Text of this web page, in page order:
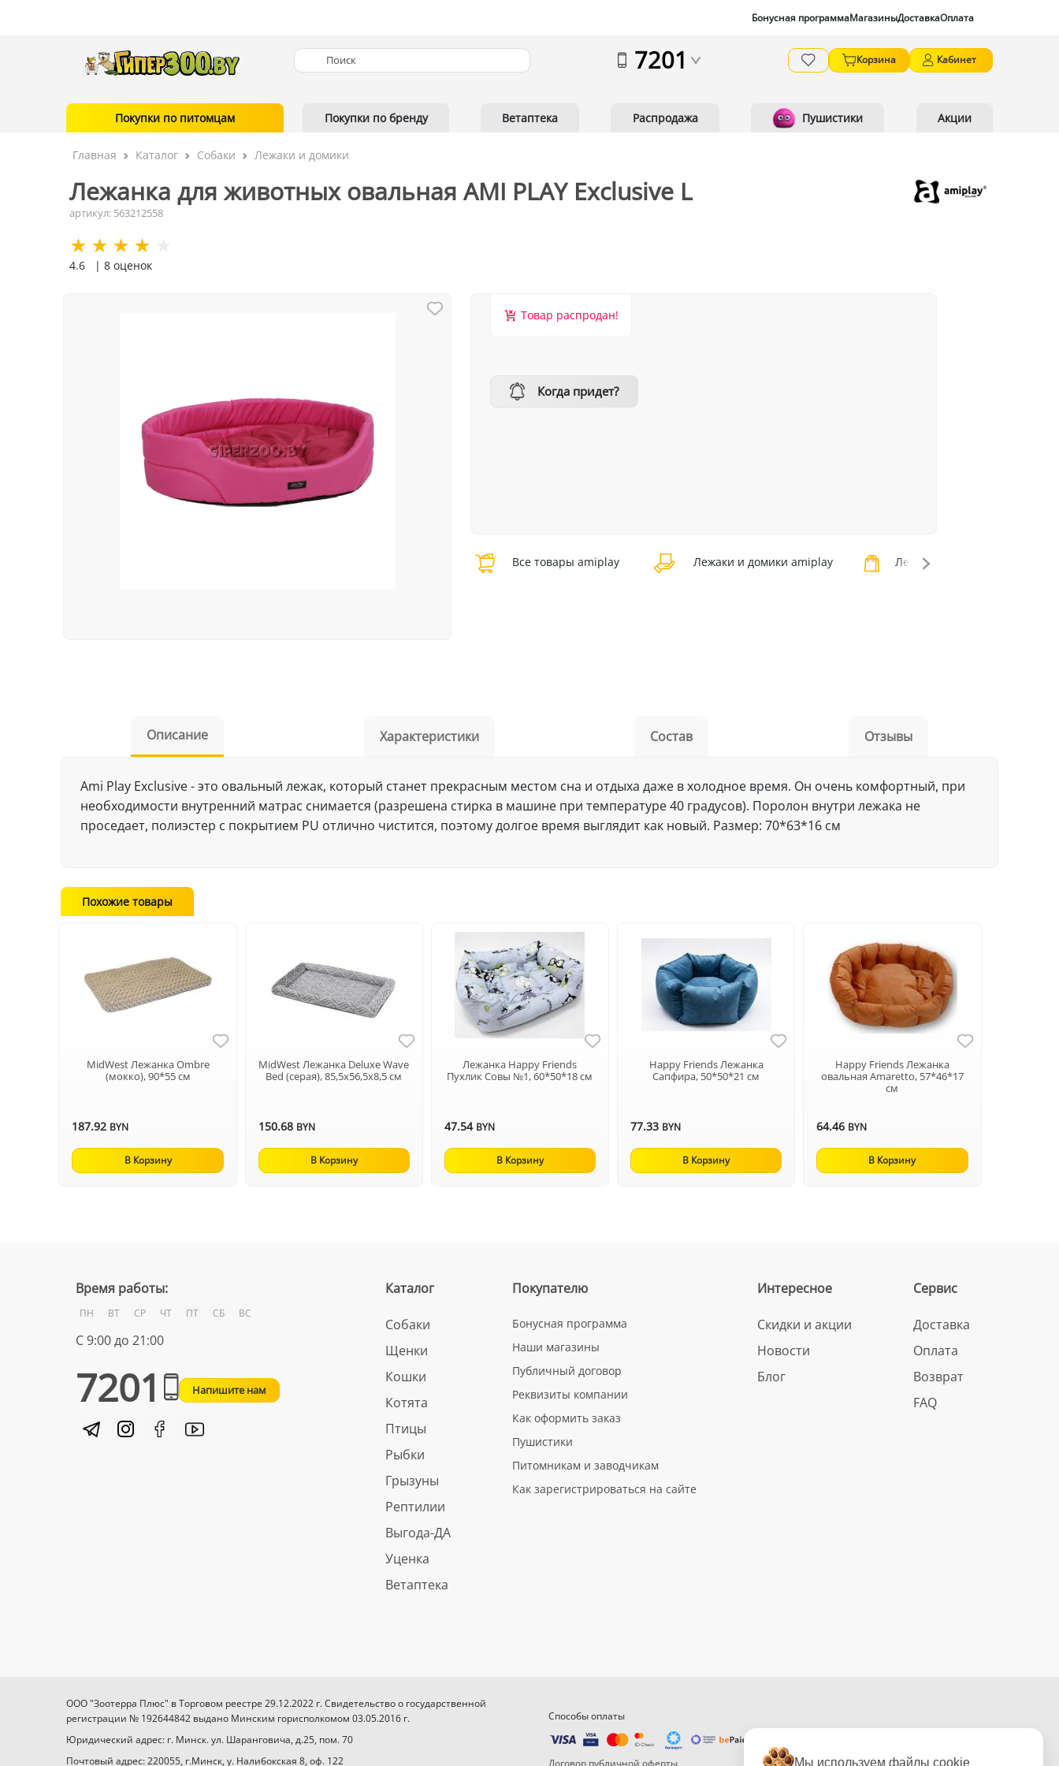
Бонусная программаМагазиныДоставкаОплата
7201 Корзина Кабинет
Покупки по питомцам Покупки по бренду Ветаптека Распродажа Пушистики Акции
Главная Каталог Собаки Лежаки и домики
Лежанка для животных овальная AMI PLAY Exclusive L
артикул: 563212558
4.6 | 8 оценок
Товар распродан!
Когда придет?
Все товары amiplay Лежаки и домики amiplay Лежаки и домики
Описание Характеристики Состав Отзывы
Аmi Play Exclusive - это овальный лежак, который станет прекрасным местом сна и отдыха даже в холодное время. Он очень комфортный, при
необходимости внутренний матрас снимается (разрешена стирка в машине при температуре 40 градусов). Поролон внутри лежака не
проседает, полиэстер с покрытием PU отлично чистится, поэтому долгое время выглядит как новый. Размер: 70*63*16 см
Похожие товары
MidWest Лежанка Ombre
(мокко), 90*55 см
187.92 BYN
В Корзину
MidWest Лежанка Deluxe Wave
Bed (серая), 85,5х56,5х8,5 см
150.68 BYN
В Корзину
Лежанка Happy Friends
Пухлик Совы №1, 60*50*18 см
47.54 BYN
В Корзину
Happy Friends Лежанка
Сапфира, 50*50*21 см
77.33 BYN
В Корзину
Happy Friends Лежанка
овальная Amaretto, 57*46*17
см
64.46 BYN
В Корзину
Время работы:
ПН ВТ СР ЧТ ПТ СБ ВС
С 9:00 до 21:00
7201 Напишите нам
Каталог
Собаки
Щенки
Кошки
Котята
Птицы
Рыбки
Грызуны
Рептилии
Выгода-ДА
Уценка
Ветаптека
Покупателю
Бонусная программа
Наши магазины
Публичный договор
Реквизиты компании
Как оформить заказ
Пушистики
Питомникам и заводчикам
Как зарегистрироваться на сайте
Интересное
Скидки и акции
Новости
Блог
Сервис
Доставка
Оплата
Возврат
FAQ
ООО "Зоотерра Плюс" в Торговом реестре 29.12.2022 г. Свидетельство о государственной
регистрации № 192644842 выдано Минским горисполкомом 03.05.2016 г.
Юридический адрес: г. Минск. ул. Шаранговича, д.25, пом. 70
Почтовый адрес: 220055, г.Минск, у. Налибокская 8, оф. 122
Способы оплаты
Договор публичной оферты Мы используем файлы cookie